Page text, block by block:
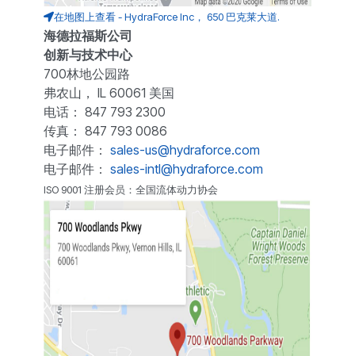
在地图上查看 - HydraForce Inc， 650 巴克莱大道.
海德拉福斯公司
创新与技术中心
700林地公园路
弗农山， IL 60061 美国
电话： 847 793 2300
传真： 847 793 0086
电子邮件： sales-us@hydraforce.com
电子邮件： sales-intl@hydraforce.com
ISO 9001 注册会员：全国流体动力协会